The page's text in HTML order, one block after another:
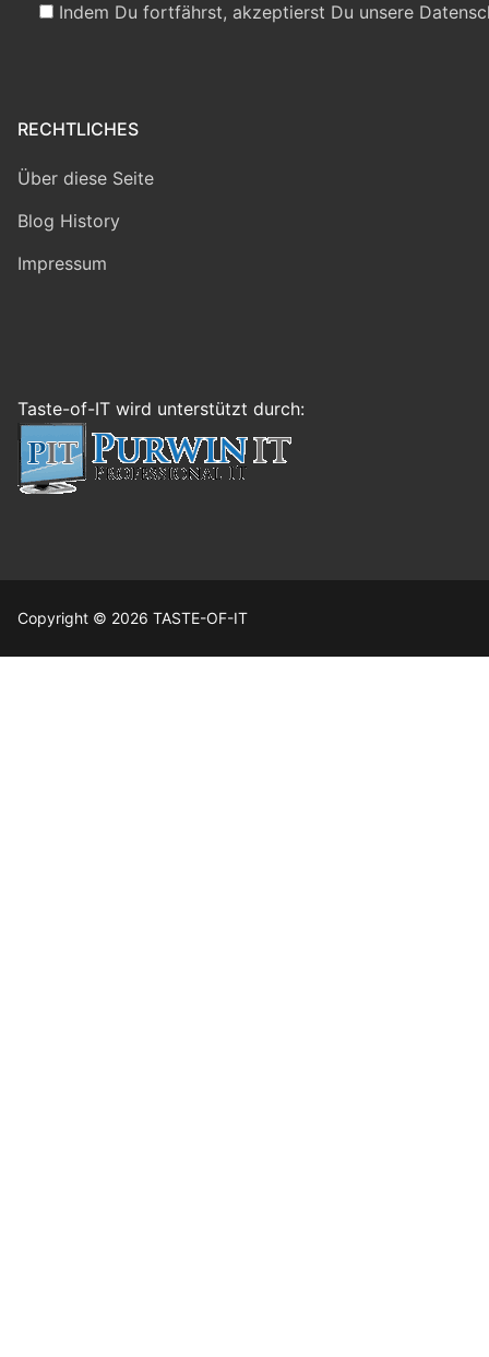
Indem Du fortfährst, akzeptierst Du unsere
RECHTLICHES
Über diese Seite
Blog History
Impressum
Taste-of-IT wird unterstützt durch:
Copyright © 2026 TASTE-OF-IT